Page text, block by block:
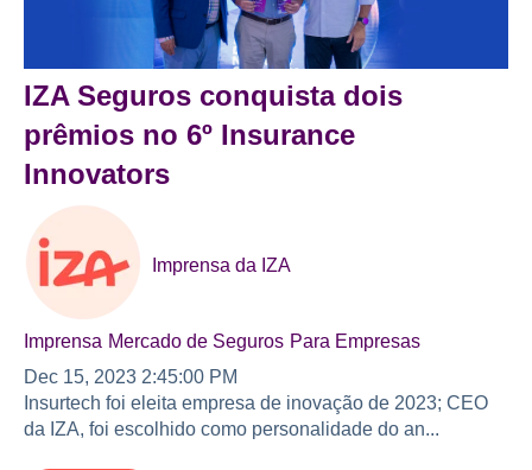
IZA Seguros conquista dois
prêmios no 6º Insurance
Innovators
Imprensa da IZA
Imprensa Mercado de Seguros Para Empresas
Dec 15, 2023 2:45:00 PM
Insurtech foi eleita empresa de inovação de 2023; CEO
da IZA, foi escolhido como personalidade do an...